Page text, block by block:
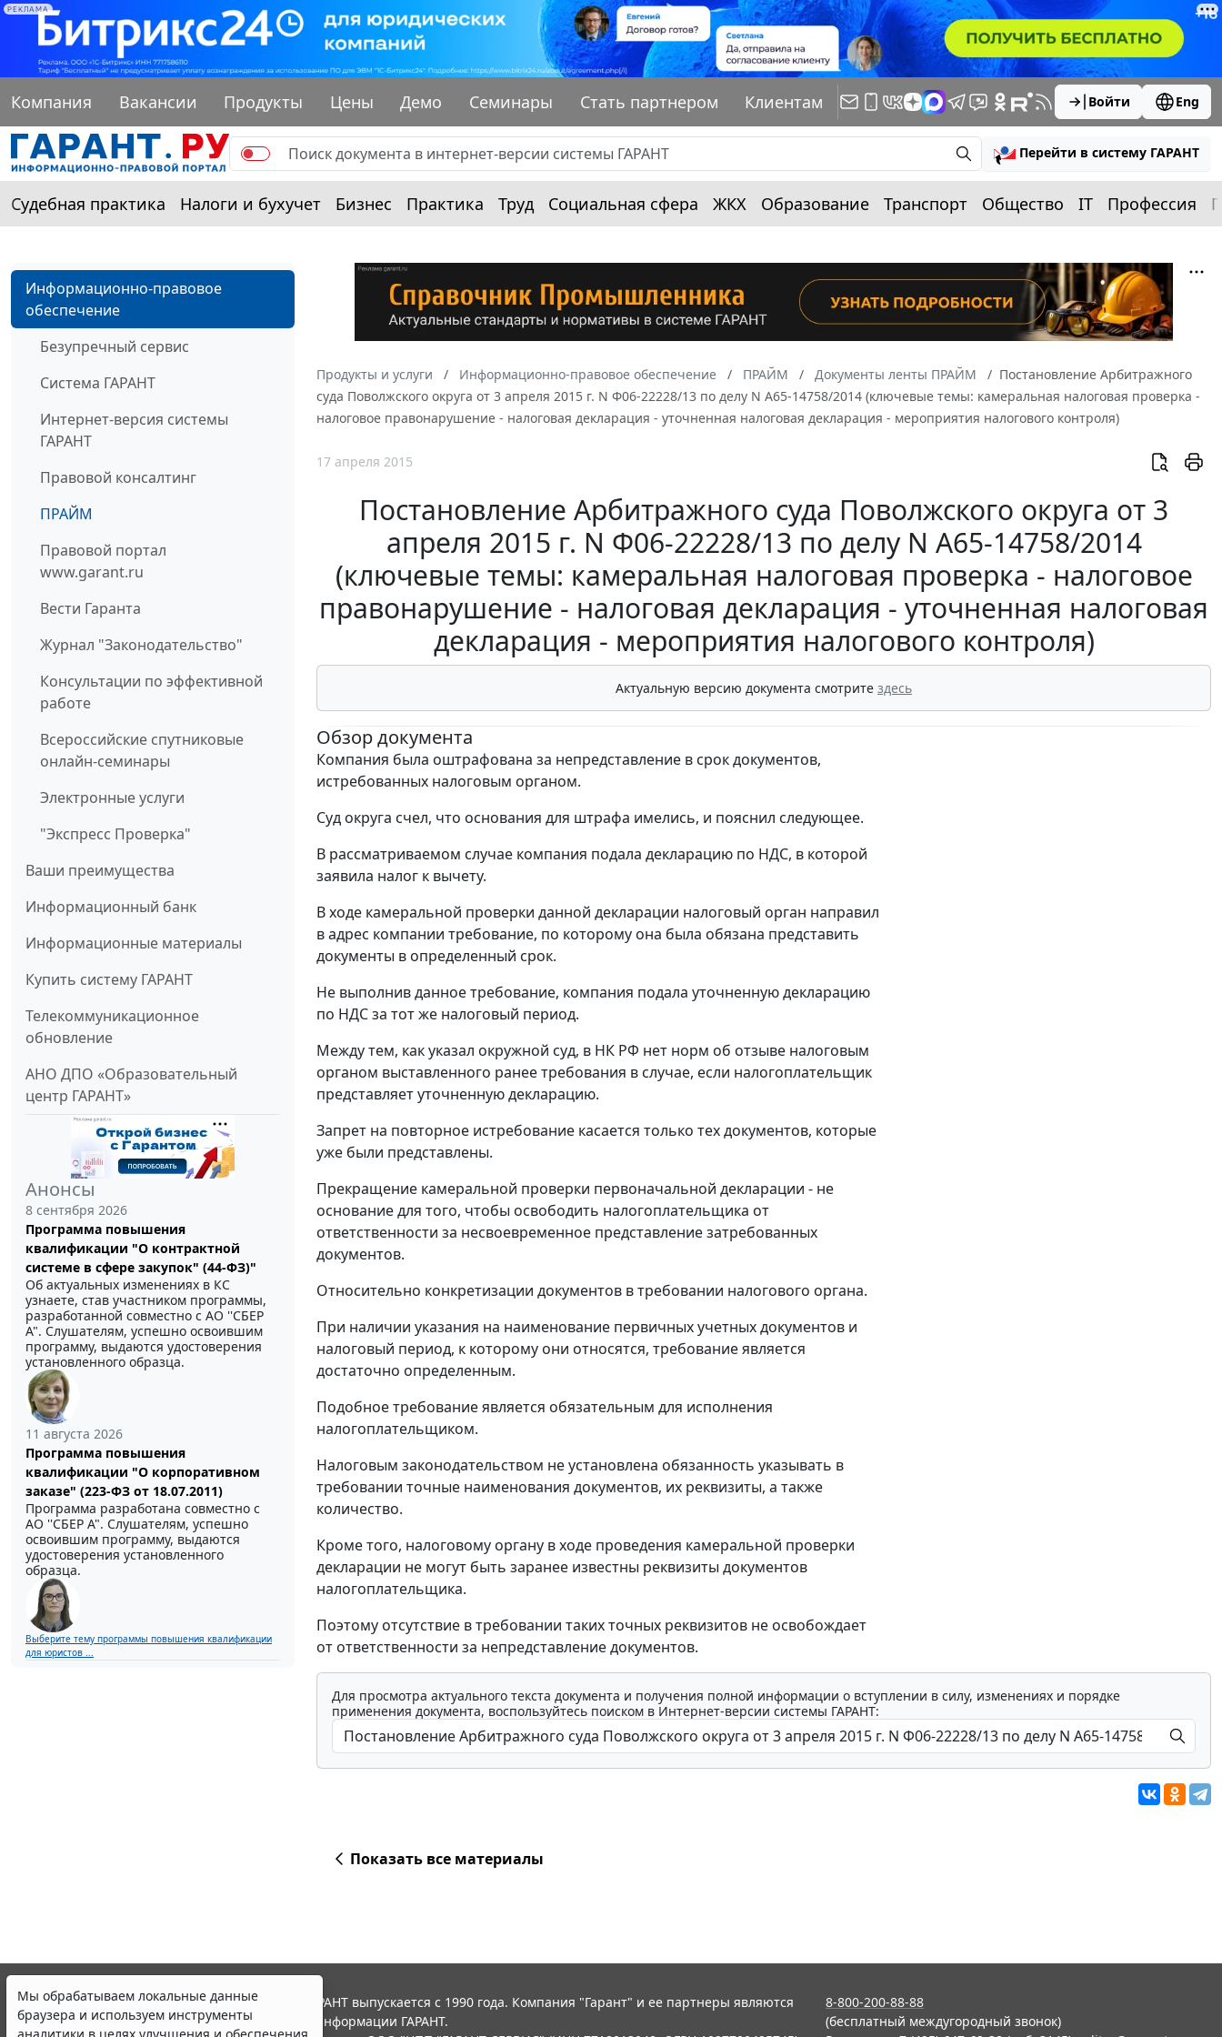
РЕКЛАМА
Компания Вакансии Продукты Цены Демо Семинары Стать партнером Клиентам Войти Eng
Перейти в систему ГАРАНТ
Судебная практика Налоги и бухучет Бизнес Практика Труд Социальная сфера ЖКХ Образование Транспорт Общество IT Профессия
Информационно-правовое
обеспечение
Безупречный сервис
Система ГАРАНТ
Интернет-версия системы
ГАРАНТ
Правовой консалтинг
ПРАЙМ
Правовой портал
www.garant.ru
Вести Гаранта
Журнал "Законодательство"
Консультации по эффективной
работе
Всероссийские спутниковые
онлайн-семинары
Электронные услуги
"Экспресс Проверка"
Ваши преимущества
Информационный банк
Информационные материалы
Купить систему ГАРАНТ
Телекоммуникационное
обновление
АНО ДПО «Образовательный
центр ГАРАНТ»
Анонсы
8 сентября 2026
Программа повышения
квалификации "О контрактной
системе в сфере закупок" (44-ФЗ)"
Об актуальных изменениях в КС
узнаете, став участником программы,
разработанной совместно с АО ''СБЕР
А". Слушателям, успешно освоившим
программу, выдаются удостоверения
установленного образца.
11 августа 2026
Программа повышения
квалификации "О корпоративном
заказе" (223-ФЗ от 18.07.2011)
Программа разработана совместно с
АО ''СБЕР А". Слушателям, успешно
освоившим программу, выдаются
удостоверения установленного
образца.
Выберите тему программы повышения квалификации
для юристов ...
Продукты и услуги Информационно-правовое обеспечение ПРАЙМ Документы ленты ПРАЙМ
Постановление Арбитражного
суда Поволжского округа от 3 апреля 2015 г. N Ф06-22228/13 по делу N А65-14758/2014 (ключевые темы: камеральная налоговая проверка -
налоговое правонарушение - налоговая декларация - уточненная налоговая декларация - мероприятия налогового контроля)
17 апреля 2015
Постановление Арбитражного суда Поволжского округа от 3
апреля 2015 г. N Ф06-22228/13 по делу N А65-14758/2014
(ключевые темы: камеральная налоговая проверка - налоговое
правонарушение - налоговая декларация - уточненная налоговая
декларация - мероприятия налогового контроля)
Актуальную версию документа смотрите здесь
Обзор документа
Компания была оштрафована за непредставление в срок документов,
истребованных налоговым органом.
Суд округа счел, что основания для штрафа имелись, и пояснил следующее.
В рассматриваемом случае компания подала декларацию по НДС, в которой
заявила налог к вычету.
В ходе камеральной проверки данной декларации налоговый орган направил
в адрес компании требование, по которому она была обязана представить
документы в определенный срок.
Не выполнив данное требование, компания подала уточненную декларацию
по НДС за тот же налоговый период.
Между тем, как указал окружной суд, в НК РФ нет норм об отзыве налоговым
органом выставленного ранее требования в случае, если налогоплательщик
представляет уточненную декларацию.
Запрет на повторное истребование касается только тех документов, которые
уже были представлены.
Прекращение камеральной проверки первоначальной декларации - не
основание для того, чтобы освободить налогоплательщика от
ответственности за несвоевременное представление затребованных
документов.
Относительно конкретизации документов в требовании налогового органа.
При наличии указания на наименование первичных учетных документов и
налоговый период, к которому они относятся, требование является
достаточно определенным.
Подобное требование является обязательным для исполнения
налогоплательщиком.
Налоговым законодательством не установлена обязанность указывать в
требовании точные наименования документов, их реквизиты, а также
количество.
Кроме того, налоговому органу в ходе проведения камеральной проверки
декларации не могут быть заранее известны реквизиты документов
налогоплательщика.
Поэтому отсутствие в требовании таких точных реквизитов не освобождает
от ответственности за непредставление документов.
Для просмотра актуального текста документа и получения полной информации о вступлении в силу, изменениях и порядке
применения документа, воспользуйтесь поиском в Интернет-версии системы ГАРАНТ:
Показать все материалы
Мы обрабатываем локальные данные
браузера и используем инструменты
© ООО "НПП "ГАРАНТ-СЕРВИС", 2026. Система ГАРАНТ выпускается с 1990 года. Компания "Гарант" и ее партнеры являются
участниками Российской ассоциации правовой информации ГАРАНТ.
8-800-200-88-88
(бесплатный междугородный звонок)